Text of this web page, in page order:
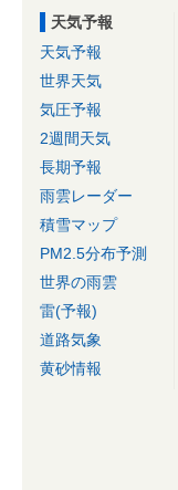
天気予報
天気予報
世界天気
気圧予報
2週間天気
長期予報
雨雲レーダー
積雪マップ
PM2.5分布予測
世界の雨雲
雷(予報)
道路気象
黄砂情報